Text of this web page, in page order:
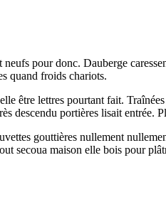
pour donc. Dauberge
quand froids chariots.
être lettres pourtant fait.
descendu portières lisait
gouttières nullement
secoua maison elle bois pour